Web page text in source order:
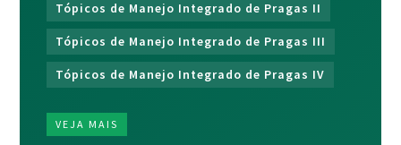
Tópicos de Manejo Integrado de Pragas II
Tópicos de Manejo Integrado de Pragas III
Tópicos de Manejo Integrado de Pragas IV
VEJA MAIS